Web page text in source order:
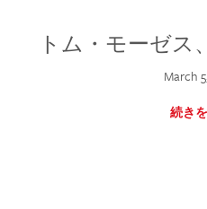
トム・モーゼス
March
続き